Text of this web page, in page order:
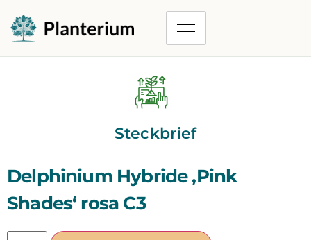
Steckbrief
Delphinium Hybride ‚Pink
Shades‘ rosa C3